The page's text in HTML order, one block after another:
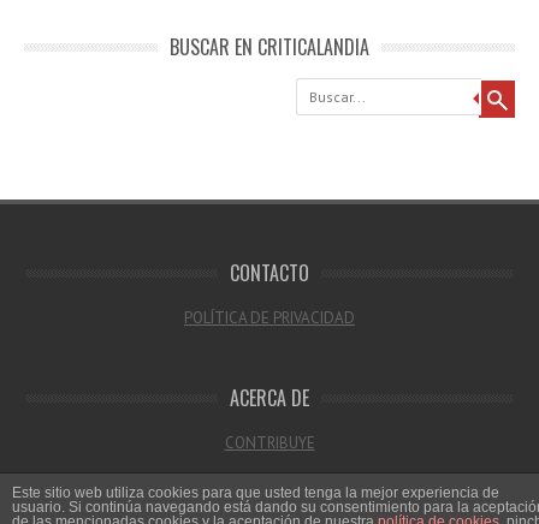
BUSCAR EN CRITICALANDIA
Buscar
CONTACTO
POLÍTICA DE PRIVACIDAD
ACERCA DE
CONTRIBUYE
Este sitio web utiliza cookies para que usted tenga la mejor experiencia de
usuario. Si continúa navegando está dando su consentimiento para la